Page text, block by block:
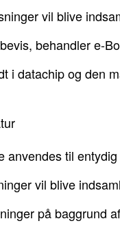
vil blive
behandler e-
i datachip og den
anvendes til
vil blive
på baggrund